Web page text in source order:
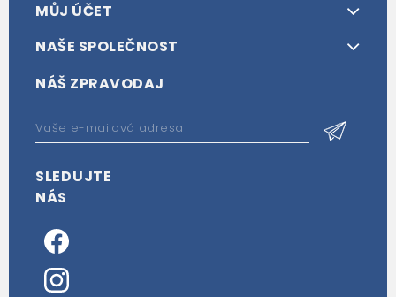
MŮJ ÚČET
NAŠE SPOLEČNOST
NÁŠ ZPRAVODAJ
SLEDUJTE
NÁS